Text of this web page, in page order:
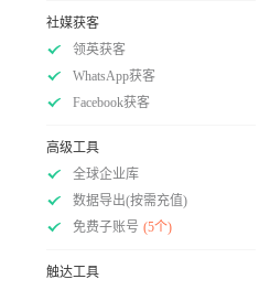
社媒获客
领英获客
WhatsApp获客
Facebook获客
高级工具
全球企业库
数据导出(按需充值)
免费子账号 (5个)
触达工具